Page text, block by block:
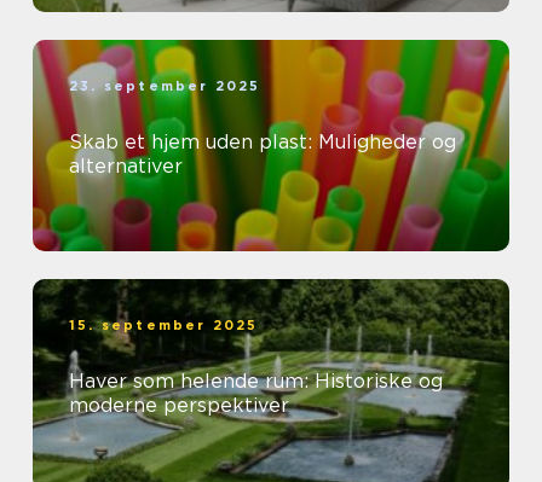
23. september 2025
Skab et hjem uden plast: Muligheder og
alternativer
15. september 2025
Haver som helende rum: Historiske og
moderne perspektiver